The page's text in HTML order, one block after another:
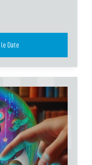
Vedi tutti i Dettagli e le Date